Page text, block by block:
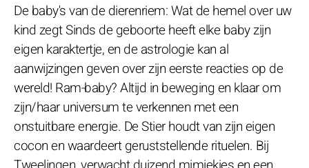
De baby's van de dierenriem: Wat de hemel over uw
kind zegt Sinds de geboorte heeft elke baby zijn
eigen karaktertje, en de astrologie kan al
aanwijzingen geven over zijn eerste reacties op de
wereld! Ram-baby? Altijd in beweging en klaar om
zijn/haar universum te verkennen met een
onstuitbare energie. De Stier houdt van zijn eigen
cocon en waardeert geruststellende rituelen. Bij